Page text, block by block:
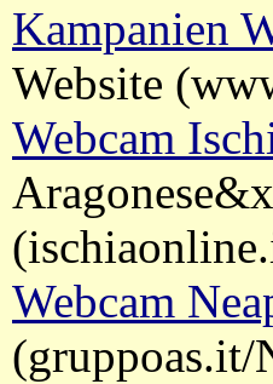
Kampanien
Website
Webcam
Webcam